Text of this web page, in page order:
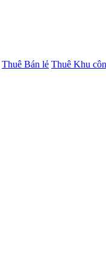
Thuê Bán lẻ Thuê Khu